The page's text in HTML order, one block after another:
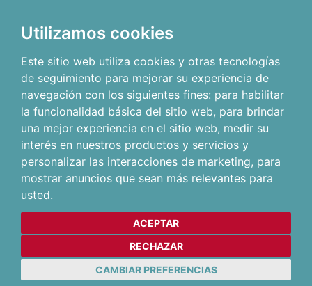
Utilizamos cookies
Este sitio web utiliza cookies y otras tecnologías
de seguimiento para mejorar su experiencia de
navegación con los siguientes fines: para habilitar
la funcionalidad básica del sitio web, para brindar
una mejor experiencia en el sitio web, medir su
interés en nuestros productos y servicios y
personalizar las interacciones de marketing, para
mostrar anuncios que sean más relevantes para
usted.
ACEPTAR
RECHAZAR
CAMBIAR PREFERENCIAS